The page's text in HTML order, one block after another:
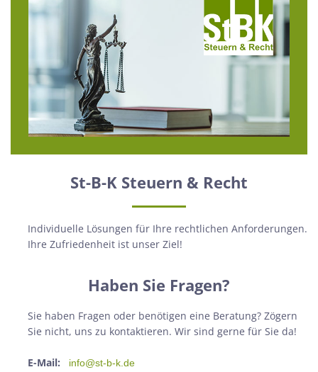
St-B-K Steuern & Recht
Individuelle Lösungen für Ihre rechtlichen Anforderungen.
Ihre Zufriedenheit ist unser Ziel!
Haben Sie Fragen?
Sie haben Fragen oder benötigen eine Beratung? Zögern
Sie nicht, uns zu kontaktieren. Wir sind gerne für Sie da!
E-Mail: info@st-b-k.de